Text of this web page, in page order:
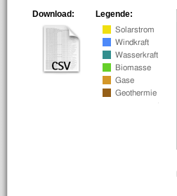
Legende:
Download: